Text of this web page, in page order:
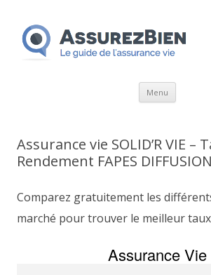
Menu Aller
Assurance vie SOLID’R VIE –
Rendement FAPES DIFFUSION
Comparez gratuitement les
marché pour trouver le meilleur